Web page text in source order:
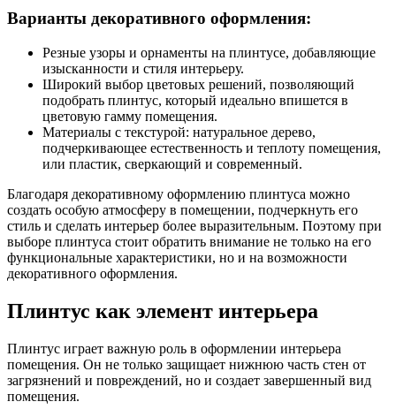
Варианты декоративного оформления:
Резные узоры и орнаменты на плинтусе, добавляющие
изысканности и стиля интерьеру.
Широкий выбор цветовых решений, позволяющий
подобрать плинтус, который идеально впишется в
цветовую гамму помещения.
Материалы с текстурой: натуральное дерево,
подчеркивающее естественность и теплоту помещения,
или пластик, сверкающий и современный.
Благодаря декоративному оформлению плинтуса можно
создать особую атмосферу в помещении, подчеркнуть его
стиль и сделать интерьер более выразительным. Поэтому при
выборе плинтуса стоит обратить внимание не только на его
функциональные характеристики, но и на возможности
декоративного оформления.
Плинтус как элемент интерьера
Плинтус играет важную роль в оформлении интерьера
помещения. Он не только защищает нижнюю часть стен от
загрязнений и повреждений, но и создает завершенный вид
помещения.